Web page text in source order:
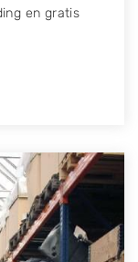
en gratis